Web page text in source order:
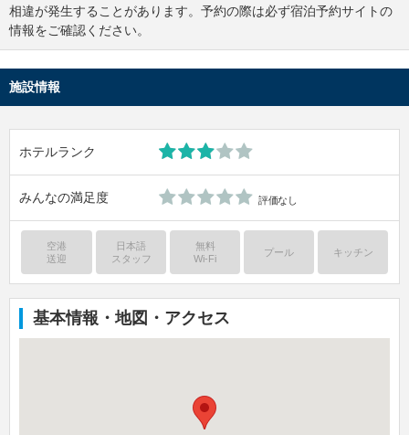
相違が発生することがあります。予約の際は必ず宿泊予約サイトの
情報をご確認ください。
施設情報
ホテルランク
みんなの満足度 評価なし
空港
送迎
日本語
スタッフ
無料
Wi-Fi
プール キッチン
基本情報・地図・アクセス